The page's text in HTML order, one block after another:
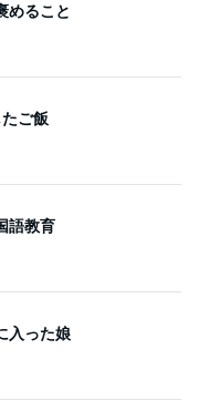
めること
ご飯
語教育
入った娘